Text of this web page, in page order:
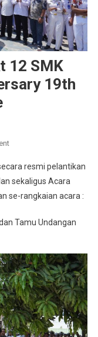
12 SMK
19th
On
Taruna/i
Akt
12
Global
Anniversary
19th
PT.
Rafa
Global
Marine
resmi pelantikan
sekaligus Acara
se-rangkaian acara :
Tamu Undangan